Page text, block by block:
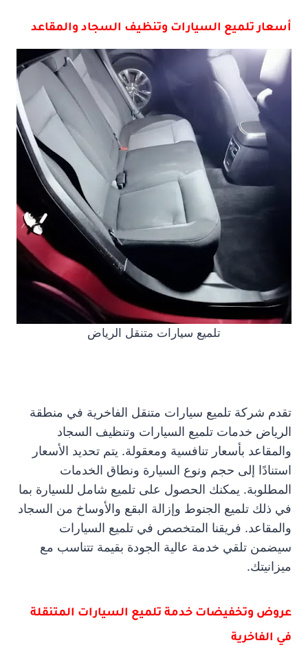
أسعار تلميع السيارات وتنظيف السجاد والمقاعد
تلميع سيارات متنقل الرياض
تقدم شركة تلميع سيارات متنقل الفاخرية في منطقة
الرياض خدمات تلميع السيارات وتنظيف السجاد
والمقاعد بأسعار تنافسية ومعقولة. يتم تحديد الأسعار
استنادًا إلى حجم ونوع السيارة ونطاق الخدمات
المطلوبة. يمكنك الحصول على تلميع شامل للسيارة بما
في ذلك تلميع الجنوط وإزالة البقع والأوساخ من السجاد
والمقاعد. فريقنا المتخصص في تلميع السيارات
سيضمن تلقي خدمة عالية الجودة بقيمة تتناسب مع
ميزانيتك.
عروض وتخفيضات خدمة تلميع السيارات المتنقلة
في الفاخرية